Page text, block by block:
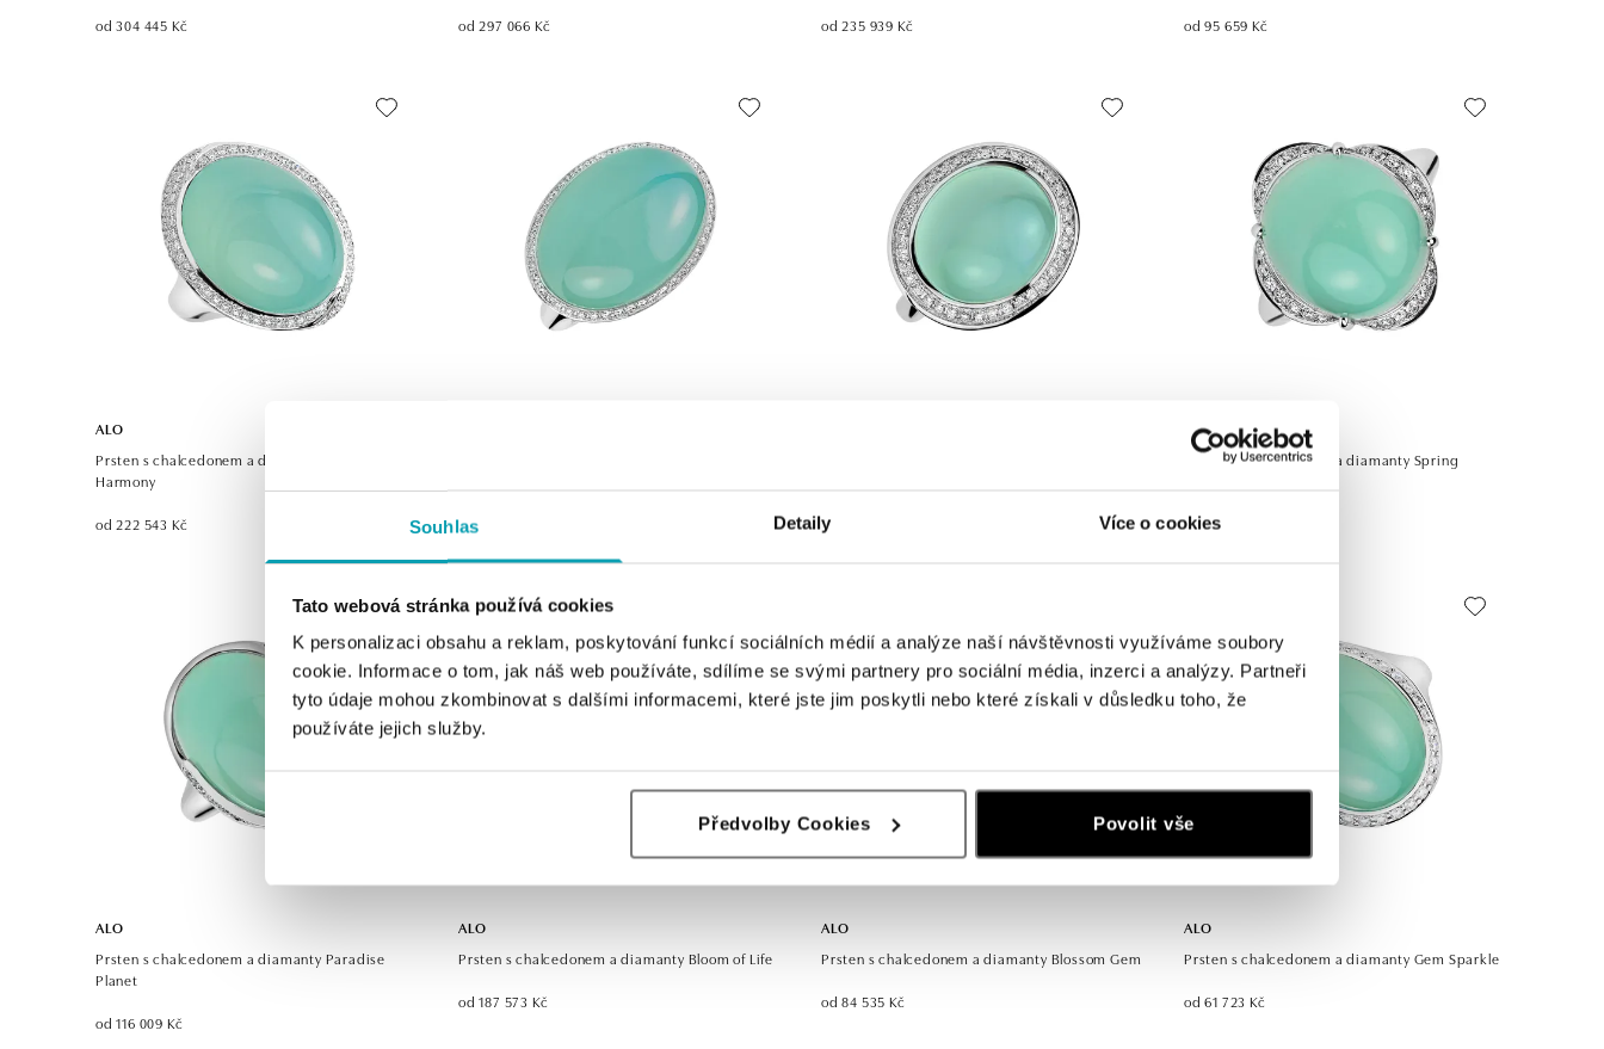
Souhlas Detaily Více o cookies
Tato webová stránka používá cookies
K personalizaci obsahu a reklam, poskytování funkcí sociálních médií a analýze naší návštěvnosti využíváme soubory
cookie. Informace o tom, jak náš web používáte, sdílíme se svými partnery pro sociální média, inzerci a analýzy. Partneři
tyto údaje mohou zkombinovat s dalšími informacemi, které jste jim poskytli nebo které získali v důsledku toho, že
používáte jejich služby.
Předvolby Cookies Povolit vše
od 304 445 Kč od 297 066 Kč od 235 939 Kč od 95 659 Kč
ALO
Prsten s chalcedonem a diamanty Floral
Harmony
od 222 543 Kč od 118 772 Kč
ALO
Prsten s chalcedonem a diamanty Spring
od 133 125 Kč
ALO
Prsten s chalcedonem a diamanty Paradise
Planet
od 116 009 Kč
ALO
Prsten s chalcedonem a diamanty Bloom of Life
od 187 573 Kč
ALO
Prsten s chalcedonem a diamanty Blossom Gem
od 84 535 Kč
ALO
Prsten s chalcedonem a diamanty Gem Sparkle
od 61 723 Kč